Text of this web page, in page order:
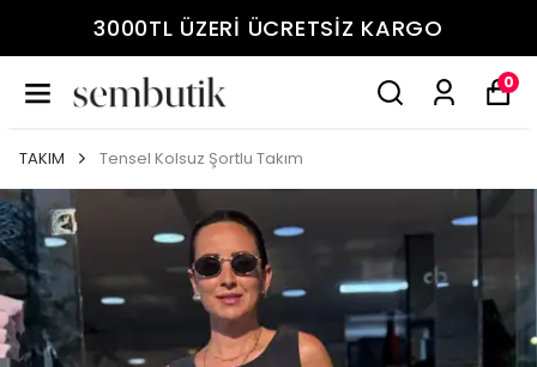
3000TL ÜZERİ ÜCRETSİZ KARGO
0
TAKIM Tensel Kolsuz Şortlu Takım